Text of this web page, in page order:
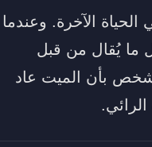
الآخرة. وعندما
ما يُقال من قبل
بأن الميت عاد